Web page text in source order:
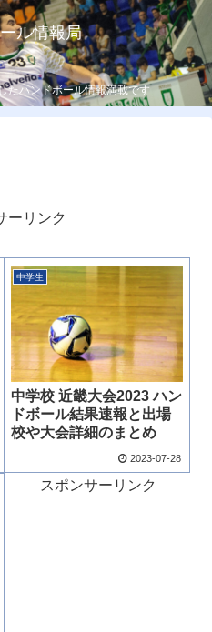
ル情報局
たハンドボール情報満載です
ーリンク
中学生
中学校 近畿大会2023 ハン
ドボール結果速報と出場
校や大会詳細のまとめ
2023-07-28
スポンサーリンク